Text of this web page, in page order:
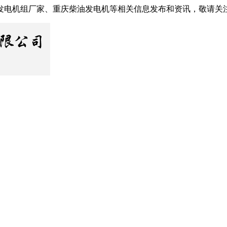
机组厂家、重庆柴油发电机等相关信息发布和资讯，敬请关